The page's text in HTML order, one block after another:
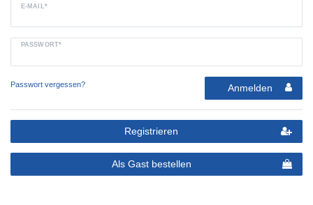
E-MAIL*
PASSWORT*
Passwort vergessen? Anmelden
Registrieren
Als Gast bestellen